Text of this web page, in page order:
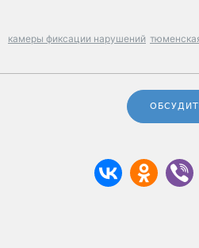
камеры фиксации нарушений